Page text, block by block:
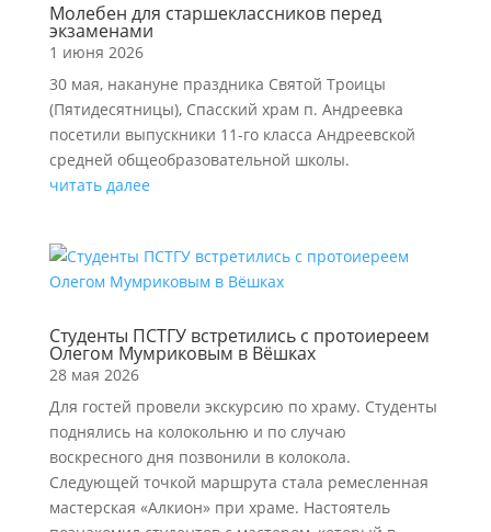
Молебен для старшеклассников перед
экзаменами
1 июня 2026
30 мая, накануне праздника Святой Троицы
(Пятидесятницы), Спасский храм п. Андреевка
посетили выпускники 11-го класса Андреевской
средней общеобразовательной школы.
читать далее
Студенты ПСТГУ встретились с протоиереем
Олегом Мумриковым в Вёшках
28 мая 2026
Для гостей провели экскурсию по храму. Студенты
поднялись на колокольню и по случаю
воскресного дня позвонили в колокола.
Следующей точкой маршрута стала ремесленная
мастерская «Алкион» при храме. Настоятель